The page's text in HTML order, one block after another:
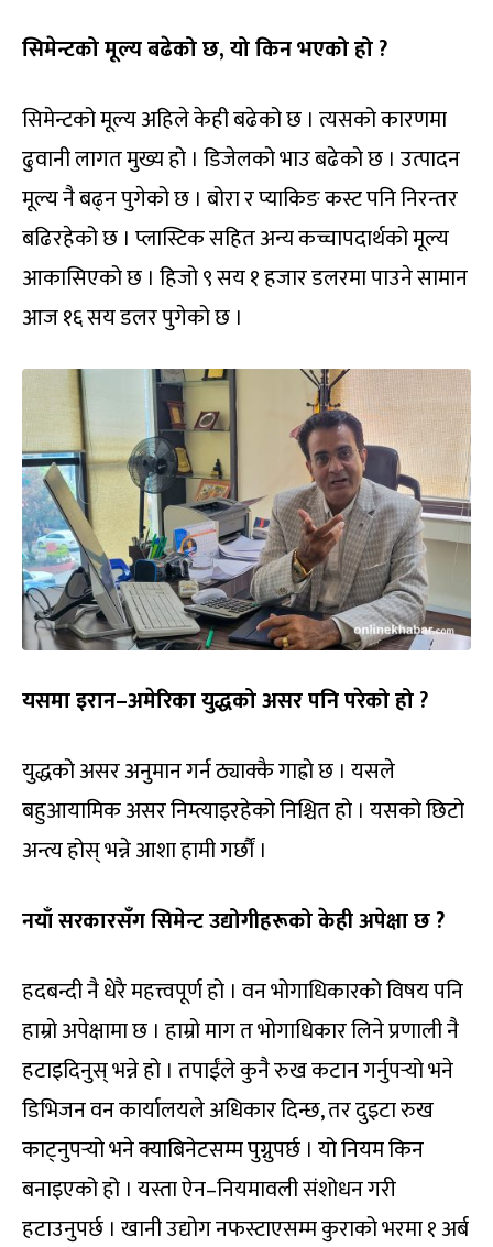
सिमेन्टको मूल्य बढेको छ, यो किन भएको हो ?
सिमेन्टको मूल्य अहिले केही बढेको छ । त्यसको कारणमा
ढुवानी लागत मुख्य हो । डिजेलको भाउ बढेको छ । उत्पादन
मूल्य नै बढ्न पुगेको छ । बोरा र प्याकिङ कस्ट पनि निरन्तर
बढिरहेको छ । प्लास्टिक सहित अन्य कच्चापदार्थको मूल्य
आकासिएको छ । हिजो ९ सय १ हजार डलरमा पाउने सामान
आज १६ सय डलर पुगेको छ ।
यसमा इरान–अमेरिका युद्धको असर पनि परेको हो ?
युद्धको असर अनुमान गर्न ठ्याक्कै गाह्रो छ । यसले
बहुआयामिक असर निम्त्याइरहेको निश्चित हो । यसको छिटो
अन्त्य होस् भन्ने आशा हामी गर्छौं ।
नयाँ सरकारसँग सिमेन्ट उद्योगीहरूको केही अपेक्षा छ ?
हदबन्दी नै धेरै महत्त्वपूर्ण हो । वन भोगाधिकारको विषय पनि
हाम्रो अपेक्षामा छ । हाम्रो माग त भोगाधिकार लिने प्रणाली नै
हटाइदिनुस् भन्ने हो । तपाईंले कुनै रुख कटान गर्नुपर्‍यो भने
डिभिजन वन कार्यालयले अधिकार दिन्छ, तर दुइटा रुख
काट्नुपर्‍यो भने क्याबिनेटसम्म पुग्नुपर्छ । यो नियम किन
बनाइएको हो । यस्ता ऐन–नियमावली संशोधन गरी
हटाउनुपर्छ । खानी उद्योग नफस्टाएसम्म कुराको भरमा १ अर्ब